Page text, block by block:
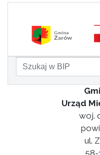
Urząd
woj.
ul.
58-